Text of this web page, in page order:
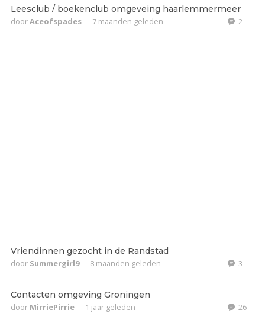
Leesclub / boekenclub omgeveing haarlemmermeer
doorAceofspades - 7 maanden geleden 2
Vriendinnen gezocht in de Randstad
door Summergirl9 - 8 maanden geleden 3
Contacten omgeving Groningen
door MirriePirrie - 1 jaar geleden 26